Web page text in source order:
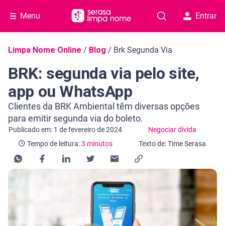
Menu Entrar
Navegação do blog
Limpa Nome Online / Blog / Brk Segunda Via
BRK: segunda via pelo site,
app ou WhatsApp
Clientes da BRK Ambiental têm diversas opções
para emitir segunda via do boleto.
Publicado em: 1 de fevereiro de 2024 Negociar dívida
Categoria Negociar dívida
Tempo de leitura:3 minutos
Tempo de leitura: 3 minutos
Texto de: Time Serasa